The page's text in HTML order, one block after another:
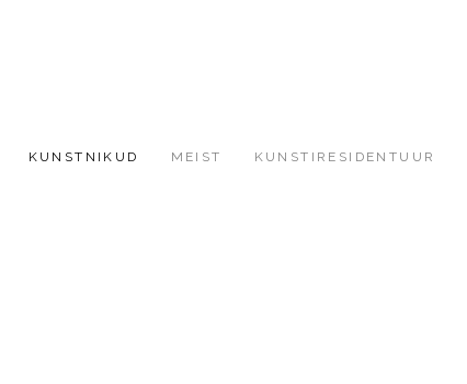
KUNSTNIKUD MEIST KUNSTIRESIDENTUUR